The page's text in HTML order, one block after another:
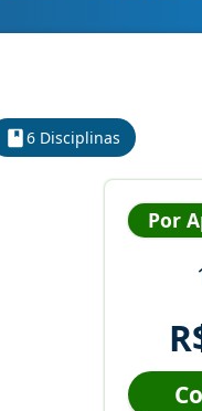
6 Disciplinas
Por